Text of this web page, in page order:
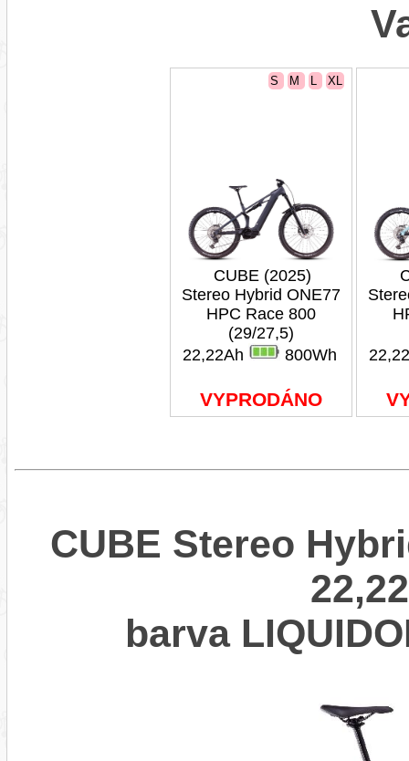
S M L XL
CUBE (2025)
Stereo Hybrid ONE77
HPC Race 800
(29/27,5)
22,22Ah
800Wh
VYPRODÁNO
CUBE Stereo
barva